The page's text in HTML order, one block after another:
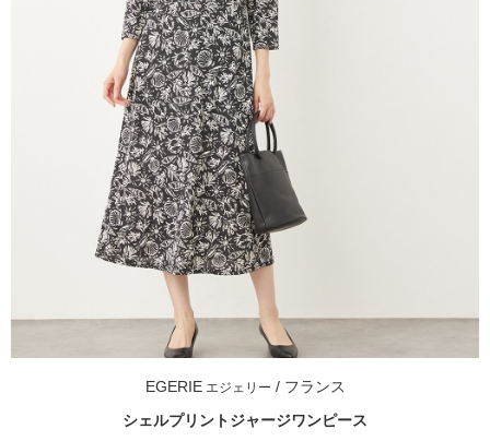
EGERIEエジェリー / フランス
シェルプリントジャージワンピース